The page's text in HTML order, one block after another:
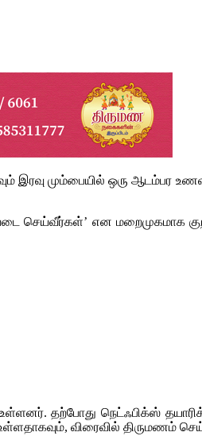
இரவு மும்பையில் ஒரு ஆடம்பர
என மறைமுகமாக
தற்போது நெட்ஃபிக்ஸ்
விரைவில் திருமணம்